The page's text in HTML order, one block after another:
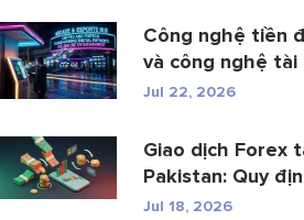
Công nghệ tiền
và công nghệ tài
đan...
Jul 22, 2026
Giao dịch Forex
Pakistan: Quy
luật, các n...
Jul 18, 2026